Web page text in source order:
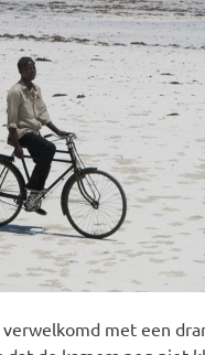
met een